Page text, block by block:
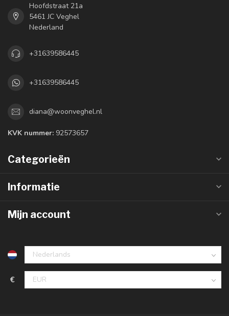
Hoofdstraat 21a
5461 JC Veghel
Nederland
+31639586445
+31639586445
diana@woonveghel.nl
KVK nummer: 92573657
Categorieën
Informatie
Mijn account
€